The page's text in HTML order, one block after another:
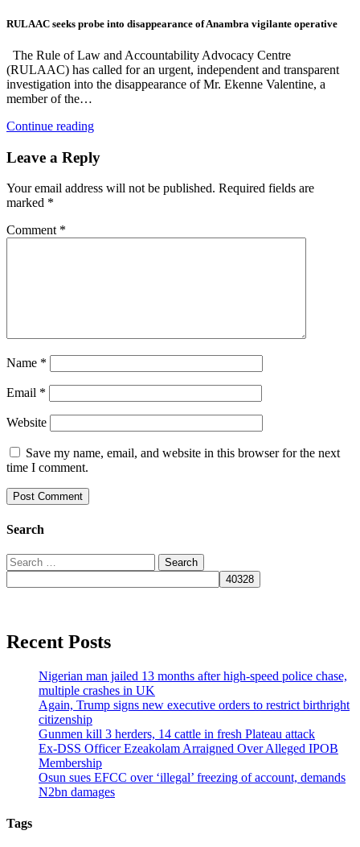
RULAAC seeks probe into disappearance of Anambra vigilante operative
The Rule of Law and Accountability Advocacy Centre
(RULAAC) has called for an urgent, independent and transparent
investigation into the disappearance of Mr. Ekenne Valentine, a
member of the…
Continue reading
Leave a Reply
Your email address will not be published. Required fields are
marked *
Comment *
Name *
Email *
Website
Save my name, email, and website in this browser for the next
time I comment.
Search
Search
for:
Recent Posts
Nigerian man jailed 13 months after high-speed police chase,
multiple crashes in UK
Again, Trump signs new executive orders to restrict birthright
citizenship
Gunmen kill 3 herders, 14 cattle in fresh Plateau attack
Ex-DSS Officer Ezeakolam Arraigned Over Alleged IPOB
Membership
Osun sues EFCC over ‘illegal’ freezing of account, demands
N2bn damages
Tags